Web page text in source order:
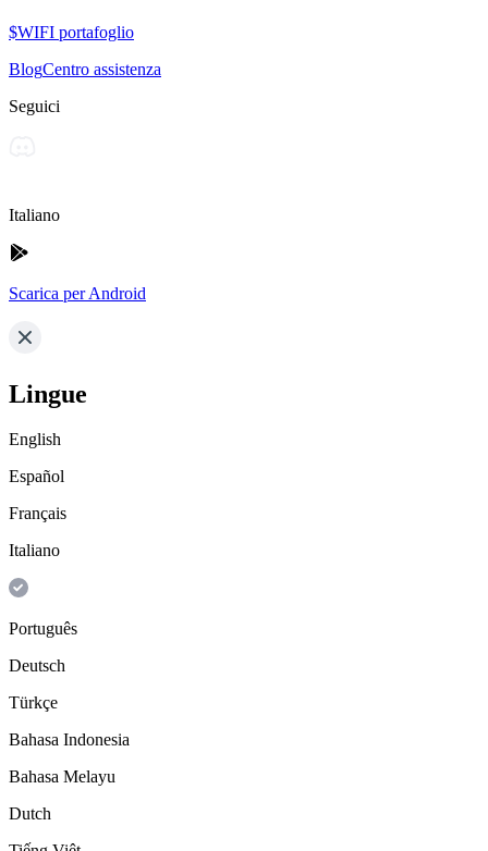
$WIFI portafoglio
BlogCentro assistenza
Seguici
Italiano
Scarica per Android
Lingue
English
Español
Français
Italiano
Português
Deutsch
Türkçe
Bahasa Indonesia
Bahasa Melayu
Dutch